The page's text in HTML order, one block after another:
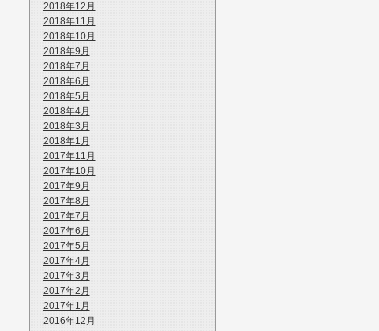
2018年12月
2018年11月
2018年10月
2018年9月
2018年7月
2018年6月
2018年5月
2018年4月
2018年3月
2018年1月
2017年11月
2017年10月
2017年9月
2017年8月
2017年7月
2017年6月
2017年5月
2017年4月
2017年3月
2017年2月
2017年1月
2016年12月